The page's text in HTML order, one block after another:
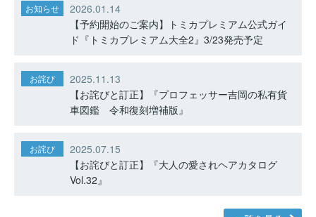
お知らせ
2026.01.14
【予約開始のご案内】トミカプレミアム公式ガイ
ド『トミカプレミアム大全2』3/23発売予定
お詫び
2025.11.13
【お詫びと訂正】『プロフェッサー吉岡の私有貨
車図鑑 令和復刻増補版』
お詫び
2025.07.15
【お詫びと訂正】『大人の愛されヘアカタログ
Vol.32』